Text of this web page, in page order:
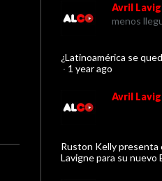
Avril
menos
¿Latinoamérica se
· 1 year ago
Avril
Ruston Kelly presenta
Lavigne para su nuevo